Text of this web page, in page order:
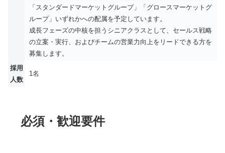
「スタンダードマーケットグループ」「グロースマーケットグ
ループ」いずれかへの配属を予定しています。
成長フェーズの中核を担うシニアクラスとして、セールス戦略
の立案・実行、およびチームの営業力向上をリードできる方を
募集します。
採用
人数
1名
必須・歓迎要件